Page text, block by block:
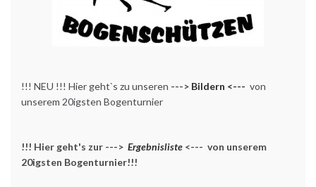
!!! NEU !!! Hier geht`s zu unseren ---> Bildern <--- von
unserem 20igsten Bogenturnier
!!! Hier geht's zur ---> Ergebnisliste <--- von unserem
20igsten Bogenturnier!!!